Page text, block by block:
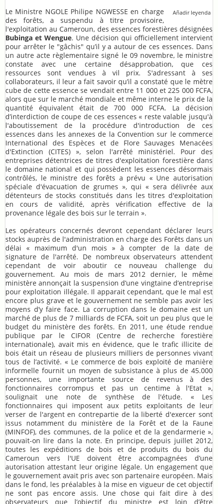
Añadir leyenda
Le Ministre NGOLE Philipe NGWESSE en charge
des forêts, a suspendu à titre provisoire,
l'exploitation au Cameroun, des essences forestières désignées
Bubinga et Wengue. Une décision qui officiellement intervient
pour arrêter le "gâchis" qu’il y a autour de ces essences. Dans
un autre acte règlementaire signé le 09 novembre, le ministre
constate avec une certaine désapprobation, que ces
ressources sont vendues à vil prix. S'adressant à ses
collaborateurs, il leur a fait savoir qu’il a constaté que le mètre
cube de cette essence se vendait entre 11 000 et 225 000 FCFA,
alors que sur le marché mondiale et même interne le prix de la
quantité équivalent était de 700 000 FCFA. La décision
d’interdiction de coupe de ces essences « reste valable jusqu'à
l'aboutissement de la procédure d'introduction de ces
essences dans les annexes de la Convention sur le commerce
International des Espèces et de Flore Sauvages Menacées
d'Extinction (CITES) », selon l'arrêté ministériel. Pour des
entreprises détentrices de titres d'exploitation forestière dans
le domaine national et qui possèdent les essences désormais
contrôlés, le ministre des forêts a prévu « Une autorisation
spéciale d'évacuation de grumes », qui « sera délivrée aux
détenteurs de stocks constitués dans les titres d'exploitation
en cours de validité, après vérification effective de la
provenance légale des bois sur le terrain ».
Les opérateurs concernés devront cependant déclarer leurs
stocks auprès de l'administration en charge des Forêts dans un
délai « maximum d'un mois » à compter de la date de
signature de l'arrêté. De nombreux observateurs attendent
cependant de voir aboutir ce nouveau challenge du
gouvernement. Au mois de mars 2012 dernier, le même
ministère annonçait la suspension d’une vingtaine d’entreprise
pour exploitation illégale. Il apparait cependant, que le mal est
encore plus grave et le gouvernement ne semble pas avoir les
moyens d’y faire face. La corruption dans le domaine est un
marché de plus de 7 milliards de FCFA, soit un peu plus que le
budget du ministère des forêts. En 2011, une étude rendue
publique par le CIFOR (Centre de recherche forestière
internationale), avait mis en évidence, que le trafic illicite de
bois était un réseau de plusieurs milliers de personnes vivant
tous de l’activité. « Le commerce de bois exploité de manière
informelle fournit un moyen de subsistance à plus de 45.000
personnes, une importante source de revenus à des
fonctionnaires corrompus et pas un centime à l'Etat »,
soulignait une note de synthèse de l'étude. « Les
fonctionnaires qui imposent aux petits exploitants de leur
verser de l'argent en contrepartie de la liberté d'exercer sont
issus notamment du ministère de la Forêt et de la Faune
(MINFOF), des communes, de la police et de la gendarmerie »,
pouvait-on lire dans la note. En principe, depuis juillet 2012,
toutes les expéditions de bois et de produits du bois du
Cameroun vers l'UE doivent être accompagnées d’une
autorisation attestant leur origine légale. Un engagement que
le gouvernement avait pris avec son partenaire européen. Mais
dans le fond, les préalables à la mise en vigueur de cet objectif
ne sont pas encore assis. Une chose qui fait dire à des
observateurs que l’objectif du ministre est loin d’être